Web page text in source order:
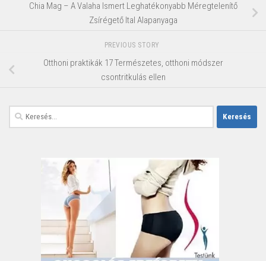
Chia Mag – A Valaha Ismert Leghatékonyabb Méregtelenítő
Zsírégető Ital Alapanyaga
PREVIOUS STORY
Otthoni praktikák 17 Természetes, otthoni módszer
csontritkulás ellen
Keresés: